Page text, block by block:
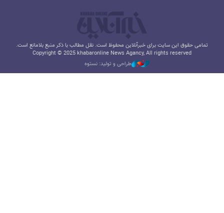
تمامی حقوق این سایت برای خبرآنلاین محفوظ است. نقل مطالب با ذکر منبع بلامانع است.
Copyright © 2025 khabaronline News Agancy, All rights reserved
طراحی و تولید: نستوه